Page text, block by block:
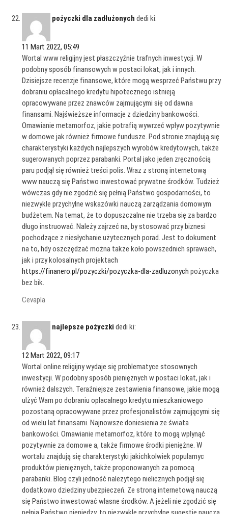
pożyczki dla zadłużonych dedi ki:
11 Mart 2022, 05:49
Wortal www religijny jest płaszczyźnie trafnych inwestycji. W
podobny sposób finansowych w postaci lokat, jak i innych.
Dzisiejsze recenzje finansowe, które mogą wesprzeć Państwu przy
dobraniu opłacalnego kredytu hipotecznego istnieją
opracowywane przez znawców zajmującymi się od dawna
finansami. Najświeższe informacje z dziedziny bankowości.
Omawianie metamorfoz, jakie potrafią wywrzeć wpływ pozytywnie
w domowe jak również firmowe fundusze. Pod stronie znajdują się
charakterystyki każdych najlepszych wyrobów kredytowych, także
sugerowanych poprzez parabanki. Portal jako jeden zręcznością
paru podjął się również treści polis. Wraz z stroną internetową
www nauczą się Państwo inwestować prywatne środków. Tudzież
wówczas gdy nie zgodzić się pełnią Państwo gospodarności, to
niezwykle przychylne wskazówki nauczą zarządzania domowym
budżetem. Na temat, że to dopuszczalne nie trzeba się za bardzo
długo instruować. Należy zajrzeć na, by stosować przy biznesi
pochodzące z niesłychanie użytecznych porad. Jest to dokument
na to, hdy oszczędzać można także koło powszednich sprawach,
jak i przy kolosalnych projektach
https://finanero.pl/pozyczki/pozyczka-dla-zadluzonych pożyczka
bez bik.
Cevapla
najlepsze pożyczki dedi ki:
12 Mart 2022, 09:17
Wortal online religijny wydaje się problematyce stosownych
inwestycji. W podobny sposób pieniężnych w postaci lokat, jak i
również dalszych. Teraźniejsze zestawienia finansowe, jakie mogą
ulżyć Wam po dobraniu opłacalnego kredytu mieszkaniowego
pozostaną opracowywane przez profesjonalistów zajmującymi się
od wielu lat finansami. Najnowsze doniesienia ze świata
bankowości. Omawianie metamorfoz, które to mogą wpłynąć
pozytywnie za domowe a, także firmowe środki pieniężne. W
wortalu znajdują się charakterystyki jakichkolwiek popularnyc
produktów pieniężnych, także proponowanych za pomocą
parabanki. Blog czyli jedność należytego nielicznych podjął się
dodatkowo dziedziny ubezpieczeń. Ze stroną internetową nauczą
się Państwo inwestować własne środków. A jeżeli nie zgodzić się